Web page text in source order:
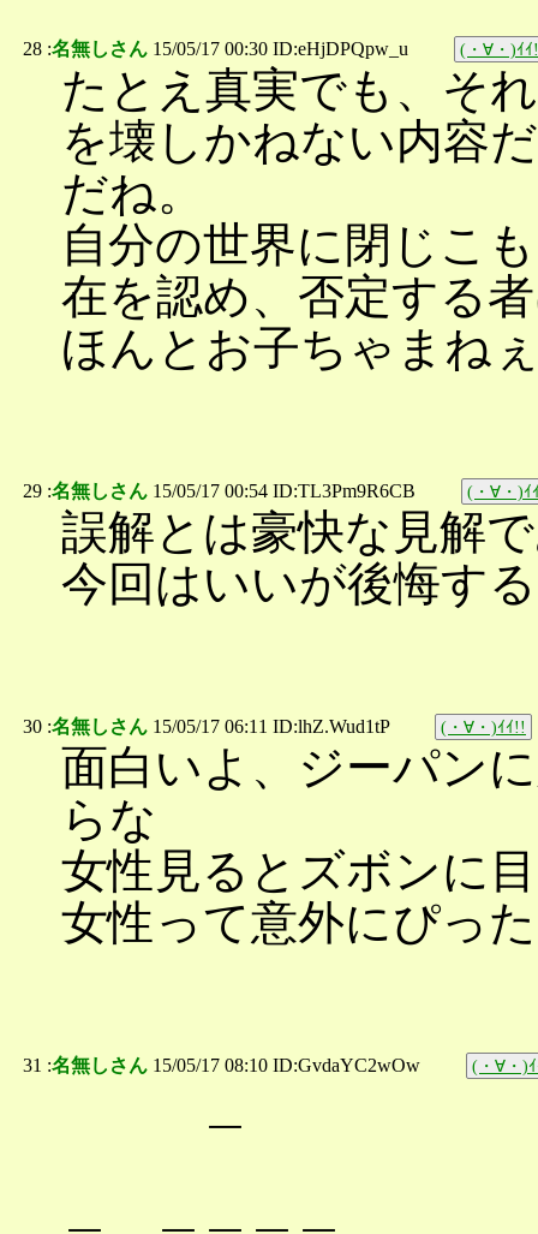
28 :名無しさん 15/05/17 00:30 ID:eHjDPQpw_u (・∀・)ｲ
たとえ真実でも、そ
を壊しかねない内容
だね。
自分の世界に閉じこ
在を認め、否定する
ほんとお子ちゃまね
29 :名無しさん 15/05/17 00:54 ID:TL3Pm9R6CB (・∀・)ｲ
誤解とは豪快な見解
今回はいいが後悔す
30 :名無しさん 15/05/17 06:11 ID:lhZ.Wud1tP (・∀・)ｲｲ!!
面白いよ、ジーパン
らな
女性見るとズボンに
女性って意外にぴっ
31 :名無しさん 15/05/17 08:10 ID:GvdaYC2wOw (・∀・)